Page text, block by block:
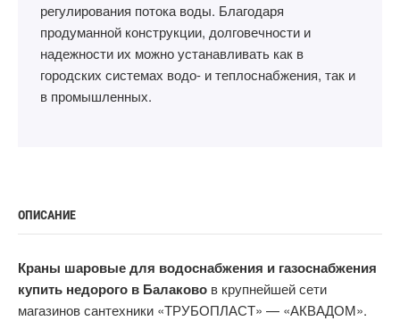
регулирования потока воды. Благодаря
продуманной конструкции, долговечности и
надежности их можно устанавливать как в
городских системах водо- и теплоснабжения, так и
в промышленных.
ОПИСАНИЕ
Краны шаровые для водоснабжения и газоснабжения
купить недорого в Балаково в крупнейшей сети
магазинов сантехники «ТРУБОПЛАСТ» — «АКВАДОМ».